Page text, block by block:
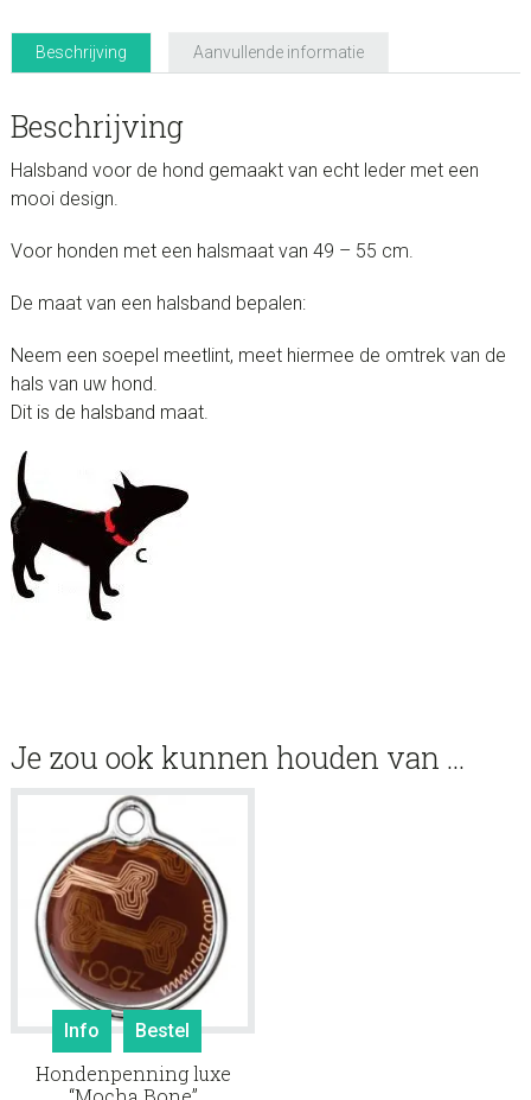
55
Beschrijving Aanvullende informatie
Beschrijving
Halsband voor de hond gemaakt van echt leder met een
mooi design.
Voor honden met een halsmaat van 49 – 55 cm.
De maat van een halsband bepalen:
Neem een soepel meetlint, meet hiermee de omtrek van de
hals van uw hond.
Dit is de halsband maat.
Je zou ook kunnen houden van …
Info Bestel
Hondenpenning luxe